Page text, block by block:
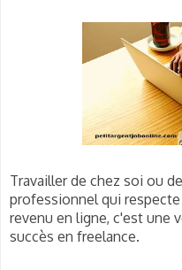
Travailler de chez soi ou
professionnel qui
revenu en ligne, c'est une
succès en freelance.